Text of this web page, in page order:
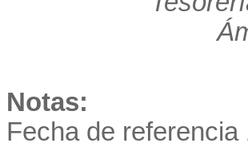
Notas:
Fecha de referencia